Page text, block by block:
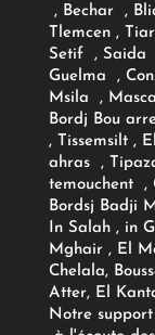
, Bechar ,
Tlemcen ,
Setif , Saida
Guelma ,
Msila ,
Bordj Bou
, Tissemsilt ,
ahras ,
temouchent ,
Bordsj Badji
In Salah , in
Mghair , El
Chelala,
Atter, El
Notre support